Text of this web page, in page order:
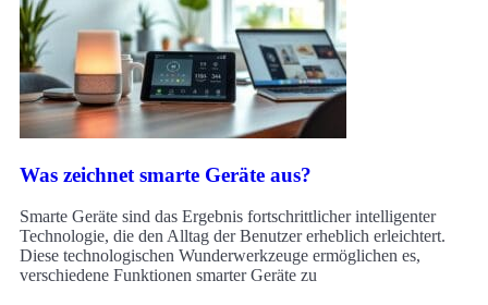
Was zeichnet smarte Geräte aus?
Smarte Geräte sind das Ergebnis fortschrittlicher intelligenter
Technologie, die den Alltag der Benutzer erheblich erleichtert.
Diese technologischen Wunderwerkzeuge ermöglichen es,
verschiedene Funktionen smarter Geräte zu